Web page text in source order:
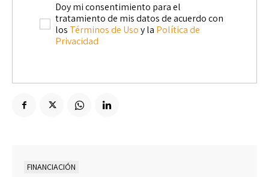
Doy mi consentimiento para el
tratamiento de mis datos de acuerdo con
los Términos de Usoy la Política de
Privacidad
FINANCIACIÓN